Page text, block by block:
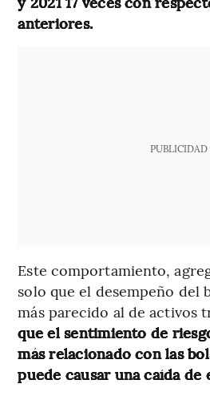
anteriores.
PUBLICIDAD
Este comportamiento,
solo que el desempeño del
más parecido al de activos
que el sentimiento de
más relacionado con las
puede causar una caída de